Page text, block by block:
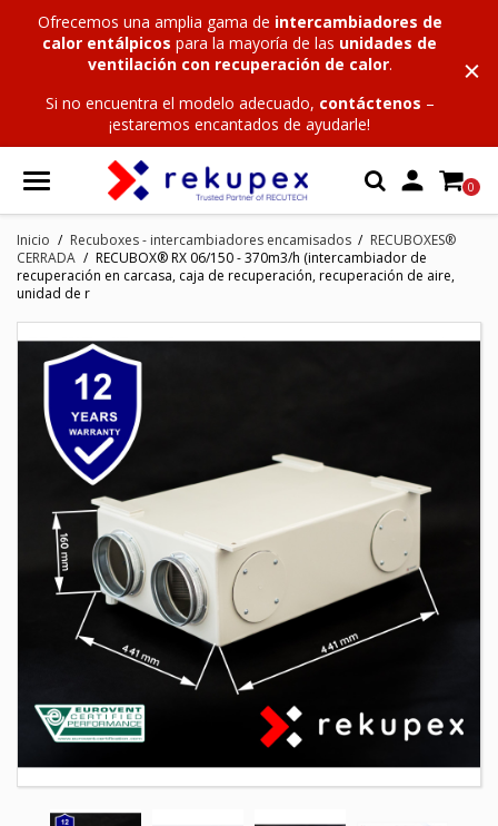
Ofrecemos una amplia gama de intercambiadores de
calor entálpicos para la mayoría de las unidades de
ventilación con recuperación de calor.
Si no encuentra el modelo adecuado, contáctenos –
¡estaremos encantados de ayudarle!
 0
Inicio Recuboxes - intercambiadores encamisados
RECUBOXES®
CERRADA
RECUBOX® RX 06/150 - 370m3/h (intercambiador de
recuperación en carcasa, caja de recuperación, recuperación de aire,
unidad de r